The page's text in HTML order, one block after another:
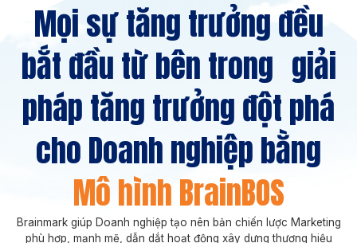
Mọi sự tăng trưởng đều
bắt đầu từ bên trong giải
pháp tăng trưởng đột phá
cho Doanh nghiệp bằng
Mô hình BrainBOS
Brainmark giúp Doanh nghiệp tạo nên bản chiến lược Marketing
phù hợp, mạnh mẽ, dẫn dắt hoạt động xây dựng thương hiệu